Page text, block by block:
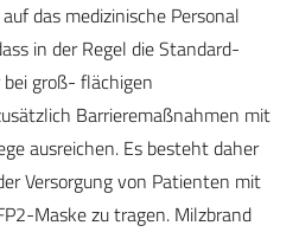
das me­di­zinische Personal
in der Regel die Stan­dard­
groß- ­­flächigen
Barrier­e­maß­nah­men mit
aus­reichen. Es besteht daher
Versorgung von Patienten mit
Maske zu tragen. Milz­brand